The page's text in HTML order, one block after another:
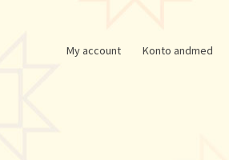
My account Konto andmed